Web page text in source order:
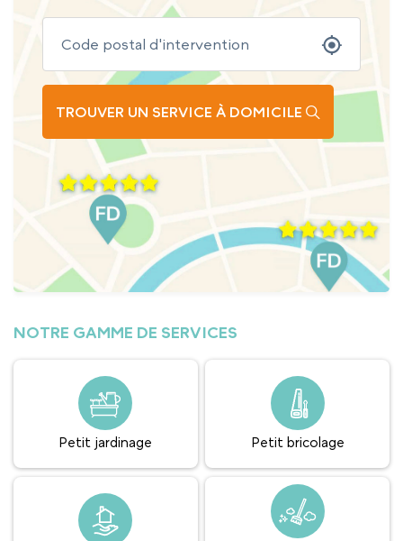
TROUVER UN SERVICE À DOMICILE
NOTRE GAMME DE SERVICES
Petit jardinage Petit bricolage